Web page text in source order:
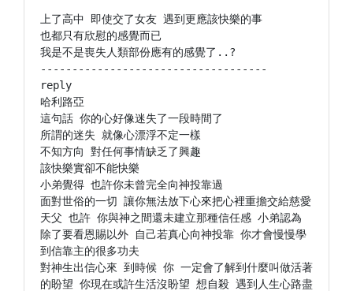
上了高中 即使交了女友 遇到更應該快樂的事
也都只有欣慰的感覺而已
我是不是喪失人類部份應有的感覺了..?
------------------------------------
reply
哈利路亞
這句話 你的心好像迷失了一段時間了
所謂的迷失 就像心漂浮不定一樣
不知方向 對任何事情缺乏了興趣
該快樂實卻不能快樂
小弟覺得 也許你未曾完全向神投靠過
面對世俗的一切 讓你無法放下心來把心裡重擔交給慈愛
天父 也許 你與神之間還未建立那種信任感 小弟認為
除了要看恩賜以外 自己若真心向神投靠 你才會慢慢學
到信靠主的很多功夫
對神生出信心來 到時候 你 一定會了解到什麼叫做活著
的盼望 你現在或許生活沒盼望 想自殺 遇到人生心路盡